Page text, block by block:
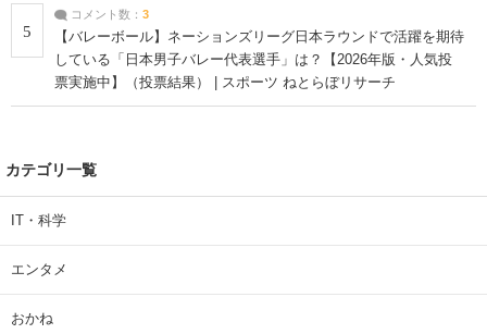
5
コメント数： 3
【バレーボール】ネーションズリーグ日本ラウンドで活躍を期待
している「日本男子バレー代表選手」は？【2026年版・人気投
票実施中】（投票結果） | スポーツ ねとらぼリサーチ
カテゴリ一覧
IT・科学
エンタメ
おかね